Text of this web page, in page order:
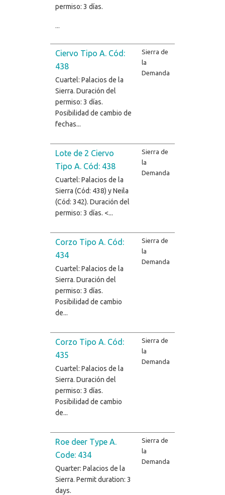
permiso: 3 días.
Ciervo Tipo A. Cód:
438
Cuartel: Palacios de la
Sierra. Duración del
permiso: 3 días.
Posibilidad de cambio de
fechas...
Sierra de
la
Demanda
Lote de 2 Ciervo
Tipo A. Cód: 438
Cuartel: Palacios de la
Sierra (Cód: 438) y Neila
(Cód: 342). Duración del
permiso: 3 días. <...
Sierra de
la
Demanda
Corzo Tipo A. Cód:
434
Cuartel: Palacios de la
Sierra. Duración del
permiso: 3 días.
Posibilidad de cambio
de...
Sierra de
la
Demanda
Corzo Tipo A. Cód:
435
Cuartel: Palacios de la
Sierra. Duración del
permiso: 3 días.
Posibilidad de cambio
de...
Sierra de
la
Demanda
Roe deer Type A.
Code: 434
Quarter: Palacios de la
Sierra. Permit duration: 3
days.
Sierra de
la
Demanda